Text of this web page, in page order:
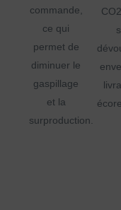
commande,
ce qui
permet de
diminuer le
gaspillage
et la
surproduction.